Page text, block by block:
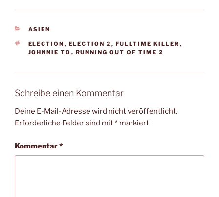
KATEGORIEN
ASIEN
SCHLAGWÖRTER
ELECTION , ELECTION 2 , FULLTIME KILLER ,
JOHNNIE TO , RUNNING OUT OF TIME 2
Schreibe einen Kommentar
Deine E-Mail-Adresse wird nicht veröffentlicht.
Erforderliche Felder sind mit* markiert
Kommentar*